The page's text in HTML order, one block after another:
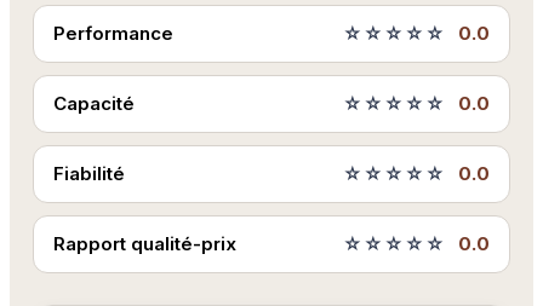
Performance ☆☆☆☆☆ 0.0
Capacité ☆☆☆☆☆ 0.0
Fiabilité ☆☆☆☆☆ 0.0
Rapport qualité-prix ☆☆☆☆☆ 0.0